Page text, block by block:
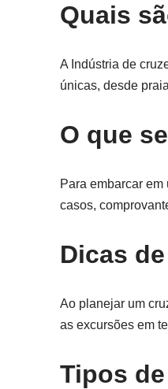
Quais
A Indústria de
únicas, desde
O que
Para embarcar
casos,
Dicas
Ao planejar um
as excursões em
Tipos